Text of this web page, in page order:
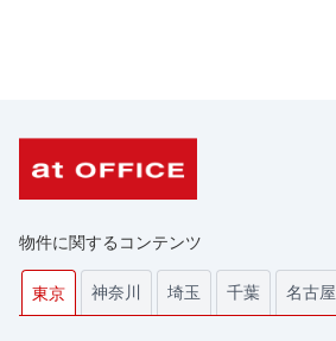
物件に関するコンテンツ
東京 神奈川 埼玉 千葉 名古屋